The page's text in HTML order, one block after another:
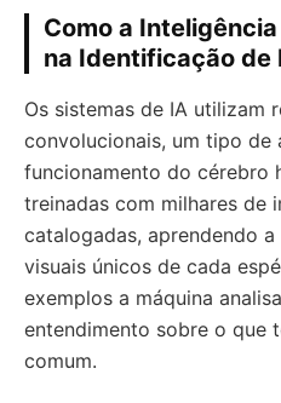
Como a
na Identificação de
Os sistemas de IA utilizam
convolucionais, um tipo de
funcionamento do cérebro
treinadas com milhares de
catalogadas, aprendendo
visuais únicos de cada
exemplos a máquina
entendimento sobre o que
comum.